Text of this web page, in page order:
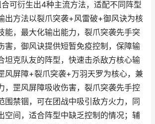
可衍生出4种主流方法，适配不同阵型
出方法以裂爪突袭+风雷破+御风诀为核
能，最大化输出能力，裂爪突袭先手突
害，御风诀提供短暂免疫控制，保障输
坦克队友的阵型，快速击杀敌方核心输
风屏障+裂爪突袭+万羽天罗为核心，兼
，罡风屏障吸收伤害，裂爪突袭先手控
围禁锢，可在团战中吸引敌方火力，同
空间，适合阵型中缺乏控制的情况；辅